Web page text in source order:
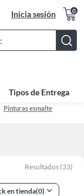
Inicia sesión 0
Bar
Tipos de Entrega
Pinturas esmalte
Resultados (33)
en tienda(0)